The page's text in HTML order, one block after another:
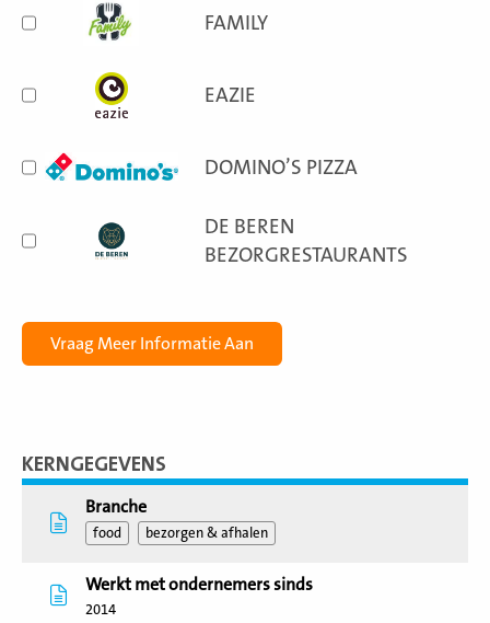
FAMILY
EAZIE
DOMINO’S PIZZA
DE BEREN
BEZORGRESTAURANTS
KERNGEGEVENS
Branche
food bezorgen & afhalen
Werkt met ondernemers sinds
2014